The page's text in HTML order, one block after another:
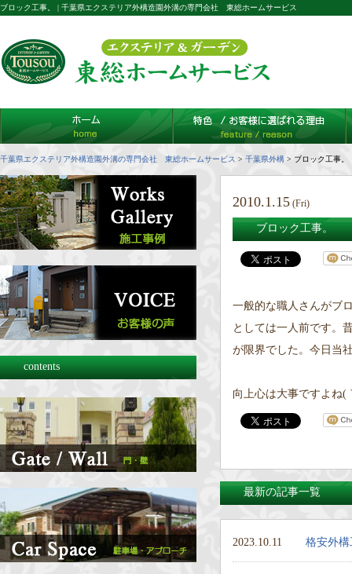
ブロック工事。 | 千葉県エクステリア外構造園外溝の専門会社 東総ホームサービス
千葉県エクステリア外構造園外溝の専門会社 東総ホームサービス > 千葉県外構 > ブロック工事。
2010.1.15 (Fri)
ブロック工事。
一般的な職人さんがブ
としては一人前です。
が限界でした。今日当
向上心は大事ですよね(
最新の記事一覧
2023.10.11 格安外
contents